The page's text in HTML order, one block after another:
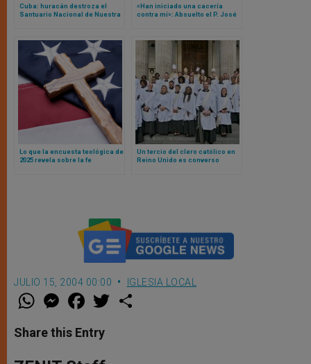
Cuba: huracán destroza el
Santuario Nacional de Nuestra
«Han iniciado una cacería
contra mí»: Absuelto el P. José
Lo que la encuesta teológica de
2025 revela sobre la fe
Un tercio del clero católico en
Reino Unido es converso
JULIO 15, 2004 00:00 IGLESIA LOCAL
W
t
s
M
e
s
e
F
a
e
b
w
Share this Entry